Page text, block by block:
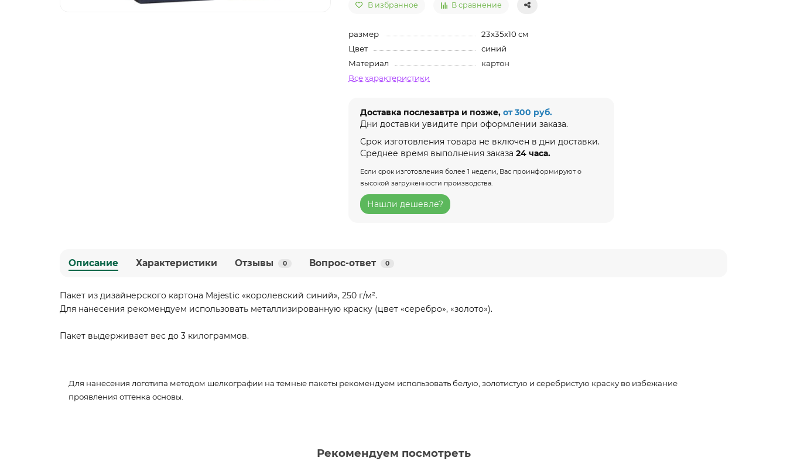
В избранное В сравнение
размер
23х35х10 см
Цвет
синий
Материал
картон
Все характеристики
Доставка послезавтра и позже,от 300 руб.
Дни доставки увидите при оформлении заказа.
Срок изготовления товара не включен в дни доставки.
Среднее время выполнения заказа24 часа.
Если срок изготовления более 1 недели, Вас проинформируют о
высокой загруженности производства.
Нашли дешевле?
Описание Характеристики Отзывы 0 Вопрос-ответ 0
Пакет из дизайнерского картона Majestic «королевский синий», 250 г/м².
Для нанесения рекомендуем использовать металлизированную краску (цвет «серебро», «золото»).
Пакет выдерживает вес до 3 килограммов.
Для нанесения логотипа методом шелкографии на темные пакеты рекомендуем использовать белую, золотистую и серебристую краску во избежание
проявления оттенка основы.
Рекомендуем посмотреть